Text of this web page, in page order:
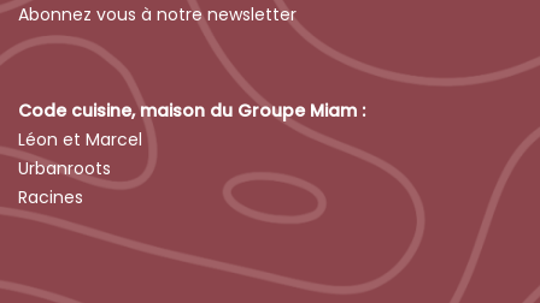
Abonnez vous à notre newsletter
Code cuisine, maison du Groupe Miam :
Léon et Marcel
Urbanroots
Racines